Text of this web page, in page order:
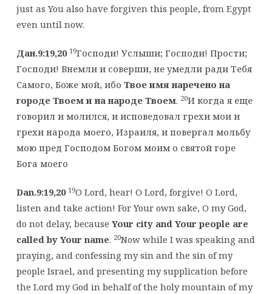
just as You also have forgiven this people, from Egypt
even until now.
Дан.9:19,20 19Господи! Услыши; Господи! Прости;
Господи! Внемли и соверши, не умедли ради Тебя
Самого, Боже мой, ибо Твое имя наречено на
городе Твоем и на народе Твоем. 20И когда я еще
говорил и молился, и исповедовал грехи мои и
грехи народа моего, Израиля, и повергал мольбу
мою пред Господом Богом моим о святой горе
Бога моего
Dan.9:19,20 19O Lord, hear! O Lord, forgive! O Lord,
listen and take action! For Your own sake, O my God,
do not delay, because Your city and Your people are
called by Your name. 20Now while I was speaking and
praying, and confessing my sin and the sin of my
people Israel, and presenting my supplication before
the Lord my God in behalf of the holy mountain of my